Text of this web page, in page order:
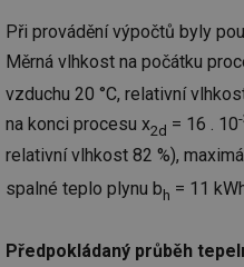
Při provádění výpočtů byly
Měrná vlhkost na počátku
vzduchu 20 °C, relativní
na konci procesu x2d = 16 . 10
relativní vlhkost 82 %),
spalné teplo plynu b h = 11
Předpokládaný průběh